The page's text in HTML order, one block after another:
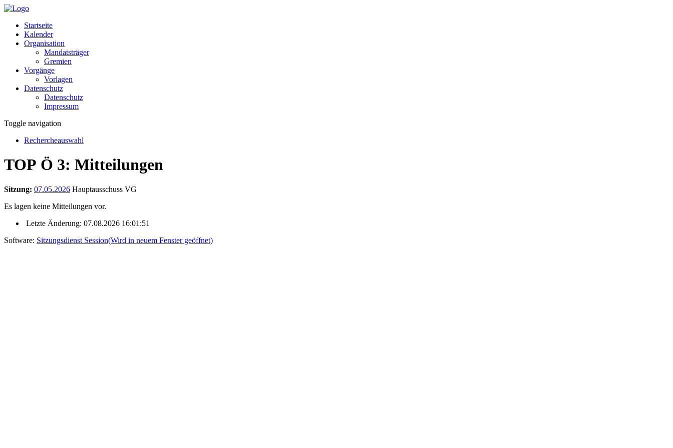
Startseite
Kalender
Organisation
Mandatsträger
Gremien
Vorgänge
Vorlagen
Datenschutz
Datenschutz
Impressum
Toggle navigation
Rechercheauswahl
TOP Ö 3: Mitteilungen
Sitzung: 07.05.2026 Hauptausschuss VG
Es lagen keine Mitteilungen vor.
Letzte Änderung: 07.08.2026 16:01:51
Software: Sitzungsdienst Session(Wird in neuem Fenster geöffnet)